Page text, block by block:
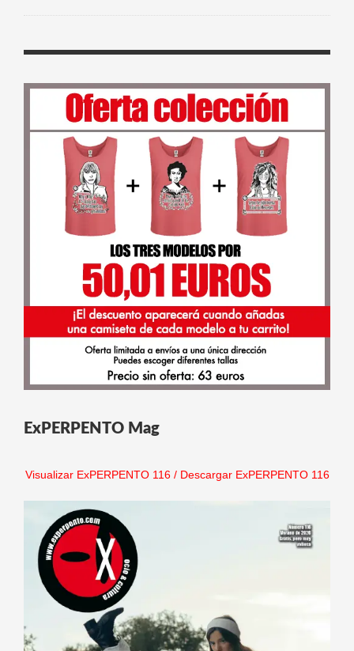
ExPERPENTO Mag
Visualizar ExPERPENTO 116/ Descargar ExPERPENTO 116